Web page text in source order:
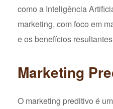
como a Inteligência
marketing, com foco em
e os benefícios
Marketing
O marketing preditivo é